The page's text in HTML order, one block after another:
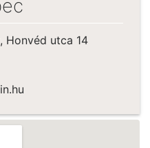
Honvéd utca 14